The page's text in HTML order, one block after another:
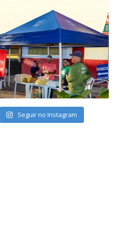
Seguir no Instagram